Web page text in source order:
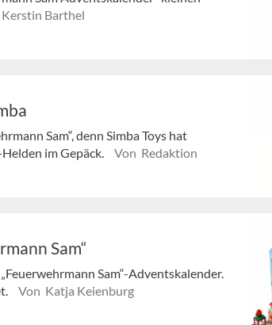
Barthel
Sam“, denn Simba Toys hat
im Gepäck.
Von Redaktion
Sam“
Sam“-Adventskalender.
Von Katja Keienburg